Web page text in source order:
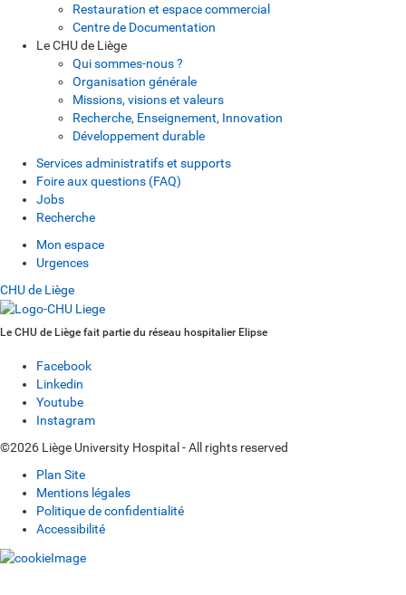
Restauration et espace commercial
Centre de Documentation
Le CHU de Liège
Qui sommes-nous ?
Organisation générale
Missions, visions et valeurs
Recherche, Enseignement, Innovation
Développement durable
Services administratifs et supports
Foire aux questions (FAQ)
Jobs
Recherche
Mon espace
Urgences
CHU de Liège
Le CHU de Liège fait partie du réseau hospitalier Elipse
Facebook
Linkedin
Youtube
Instagram
©2026 Liège University Hospital - All rights reserved
Plan Site
Mentions légales
Politique de confidentialité
Accessibilité